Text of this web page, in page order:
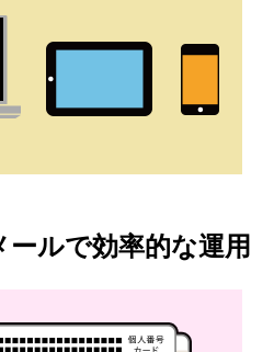
ールで効率的な運用